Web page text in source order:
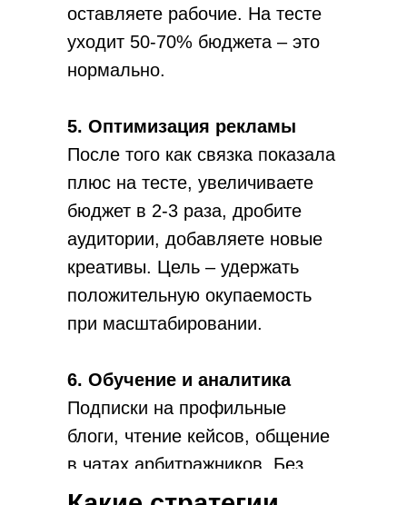
оставляете рабочие. На тесте
уходит 50-70% бюджета – это
нормально.
5. Оптимизация рекламы
После того как связка показала
плюс на тесте, увеличиваете
бюджет в 2-3 раза, дробите
аудитории, добавляете новые
креативы. Цель – удержать
положительную окупаемость
при масштабировании.
6. Обучение и аналитика
Подписки на профильные
блоги, чтение кейсов, общение
в чатах арбитражников. Без
постоянного обучения связки